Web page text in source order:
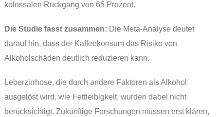
kolossalen Rückgang von 65 Prozent.
Die Studie fasst zusammen: Die Meta-Analyse deutet
darauf hin, dass der Kaffeekonsum das Risiko von
Alkoholschäden deutlich reduzieren kann.
Leberzirrhose, die durch andere Faktoren als Alkohol
ausgelöst wird, wie Fettleibigkeit, wurden dabei nicht
berücksichtigt. Zukünftige Forschungen müssen erst klären,